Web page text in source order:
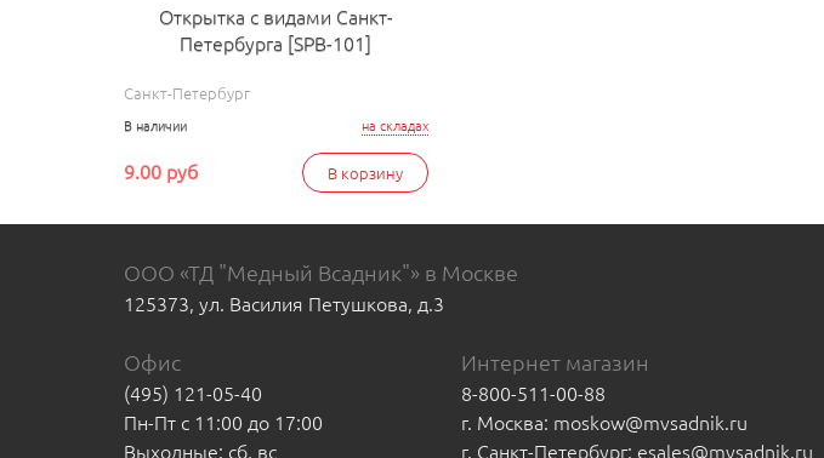
Открытка с видами Санкт-
Петербурга [SPB-101]
Санкт-Петербург
на складах
В наличии
В корзину
9.00 руб
ООО «ТД "Медный Всадник"» в Москве
125373, ул. Василия Петушкова, д.3
Офис
(495) 121-05-40
Пн-Пт с 11:00 до 17:00
Выходные: сб, вс
Интернет магазин
8-800-511-00-88
г. Москва: moskow@mvsadnik.ru
г. Санкт-Петербург: esales@mvsadnik.ru